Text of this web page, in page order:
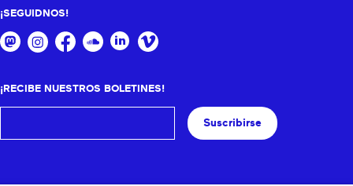
¡SEGUIDNOS!
¡RECIBE NUESTROS BOLETINES!
Suscribirse